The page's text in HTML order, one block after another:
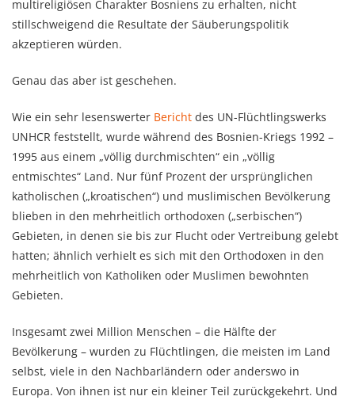
multireligiösen Charakter Bosniens zu erhalten, nicht
stillschweigend die Resultate der Säuberungspolitik
akzeptieren würden.
Genau das aber ist geschehen.
Wie ein sehr lesenswerter Bericht des UN-Flüchtlingswerks
UNHCR feststellt, wurde während des Bosnien-Kriegs 1992 –
1995 aus einem „völlig durchmischten“ ein „völlig
entmischtes“ Land. Nur fünf Prozent der ursprünglichen
katholischen („kroatischen“) und muslimischen Bevölkerung
blieben in den mehrheitlich orthodoxen („serbischen“)
Gebieten, in denen sie bis zur Flucht oder Vertreibung gelebt
hatten; ähnlich verhielt es sich mit den Orthodoxen in den
mehrheitlich von Katholiken oder Muslimen bewohnten
Gebieten.
Insgesamt zwei Million Menschen – die Hälfte der
Bevölkerung – wurden zu Flüchtlingen, die meisten im Land
selbst, viele in den Nachbarländern oder anderswo in
Europa. Von ihnen ist nur ein kleiner Teil zurückgekehrt. Und